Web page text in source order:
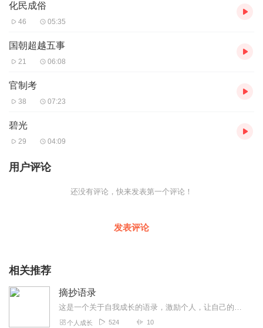
化民成俗
46 05:35
国朝超越五事
21 06:08
官制考
38 07:23
碧光
29 04:09
用户评论
还没有评论，快来发表第一个评论！
发表评论
相关推荐
摘抄语录
这是一个关于自我成长的语录，激励个人，让自己的心找到一个属于他的地方，让他舒展成长。
个人成长 524 10